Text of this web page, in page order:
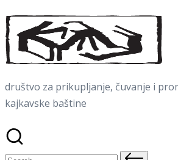
Skip
to
content
društvo za prikupljanje, čuvanje i
kajkavske baštine
Search